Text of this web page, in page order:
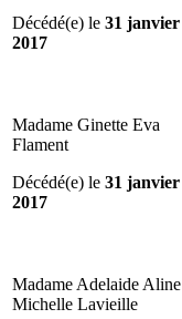
Décédé(e) le 31 janvier
2017
Madame Ginette Eva
Flament
Décédé(e) le 31 janvier
2017
Madame Adelaide Aline
Michelle Lavieille